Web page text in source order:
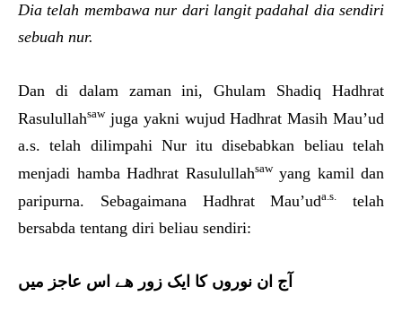
Dia telah membawa nur dari langit padahal dia sendiri
sebuah nur.
Dan di dalam zaman ini, Ghulam Shadiq Hadhrat
Rasulullahsawjuga yakni wujud Hadhrat Masih Mau’ud
a.s. telah dilimpahi Nur itu disebabkan beliau telah
menjadi hamba Hadhrat Rasulullahsawyang kamil dan
paripurna. Sebagaimana Hadhrat Mau’uda.s.
telah
bersabda tentang diri beliau sendiri:
آج ان نوروں کا ایک زور ھے اس عاجز میں